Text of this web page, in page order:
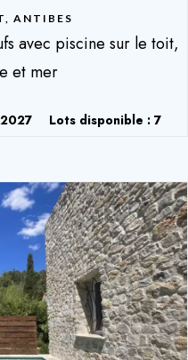
ANTIBES
avec piscine sur le toit,
et mer
Lots disponible : 7